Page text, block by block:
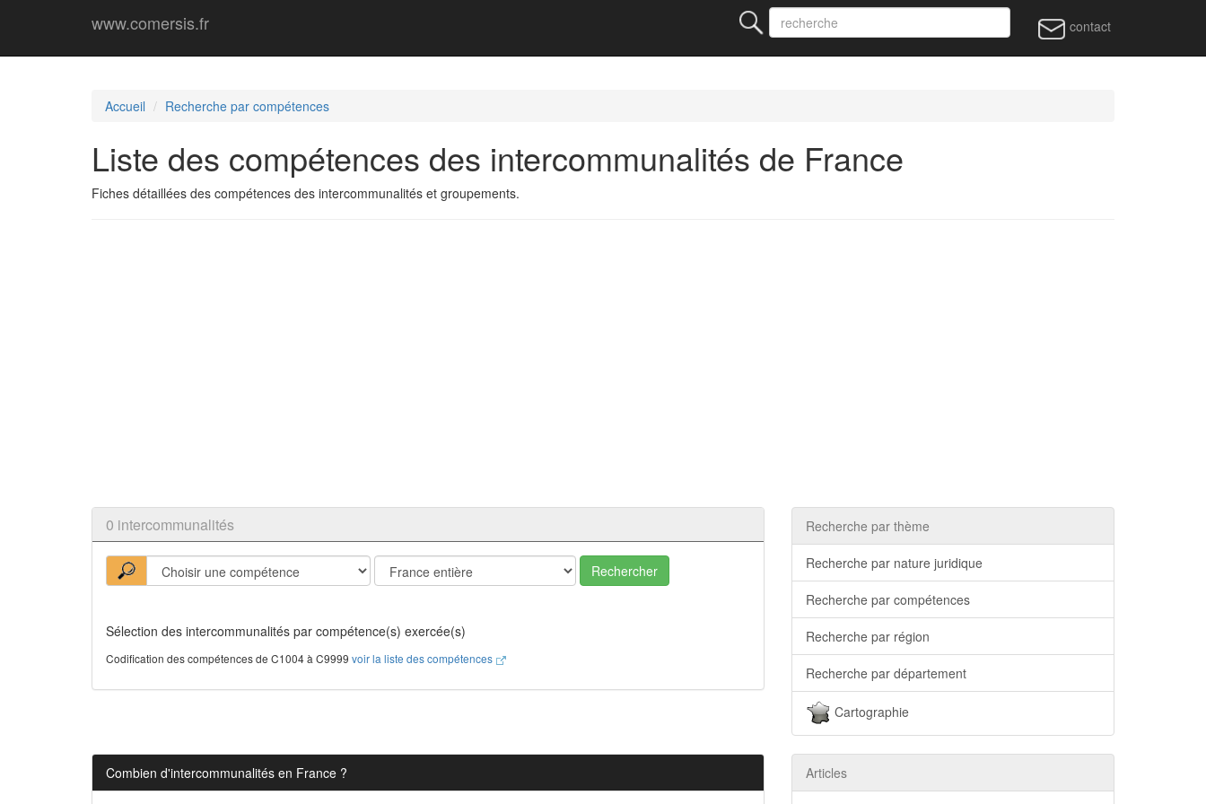
www.comersis.fr contact
Accueil Recherche par compétences
Liste des compétences des intercommunalités de France
Fiches détaillées des compétences des intercommunalités et groupements.
0 intercommunalités
Rechercher
Sélection des intercommunalités par compétence(s) exercée(s)
Codification des compétences de C1004 à C9999 voir la liste des compétences
Recherche par thème
Recherche par nature juridique
Recherche par compétences
Recherche par région
Recherche par département
Cartographie
Combien d'intercommunalités en France ? Articles